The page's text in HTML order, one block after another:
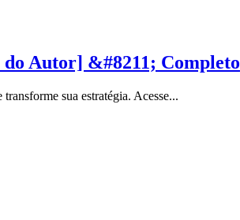
Autor] &#8211; Completo
sua estratégia. Acesse...